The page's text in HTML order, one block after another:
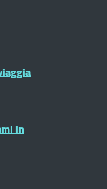
in